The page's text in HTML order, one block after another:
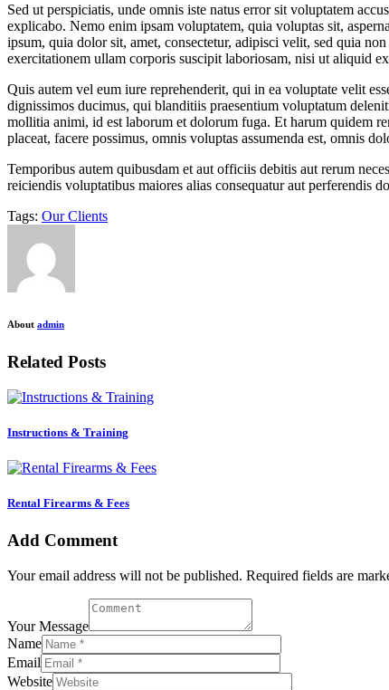
Sed ut perspiciatis, unde omnis iste natus error sit voluptatem
explicabo. Nemo enim ipsam voluptatem, quia voluptas sit,
ipsum, quia dolor sit, amet, consectetur, adipisci velit, sed quia
exercitationem ullam corporis suscipit laboriosam, nisi ut aliquid
Quis autem vel eum iure reprehenderit, qui in ea voluptate velit
dignissimos ducimus, qui blanditiis praesentium voluptatum
mollitia animi, id est laborum et dolorum fuga. Et harum quidem
placeat, facere possimus, omnis voluptas assumenda est, omnis
Temporibus autem quibusdam et aut officiis debitis aut rerum
reiciendis voluptatibus maiores alias consequatur aut perferendis
Tags: Our Clients
About admin
Related Posts
Instructions & Training
Rental Firearms & Fees
Add Comment
Your email address will not be published. Required fields are
Your Message
Name
Email
Website